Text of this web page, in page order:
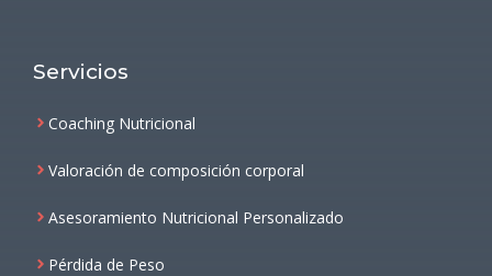
Servicios
Coaching Nutricional
Valoración de composición corporal
Asesoramiento Nutricional Personalizado
Pérdida de Peso